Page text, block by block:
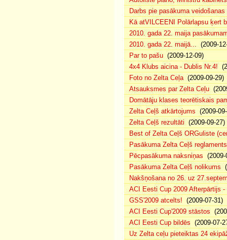
Darbs pie pasākuma
Kā atVILCEENI Polārlapsu ķert
2010. gada 22. maija
2010. gada 22. maijā... (2009-
Par to pašu (2009-12-09)
4x4 Klubs aicina - Dublis Nr.4!
Foto no Zelta Ceļa(2009-09-29)
Atsauksmes par Zelta Ceļu
Domātāju klases teorētiskais
Zelta Ceļš atkārtojums (2009-
Zelta Ceļš rezultāti (2009-09-27)
Best of Zelta Ceļš ORGuliste
Pasākuma Zelta Ceļš reglaments
Pēcpasākuma naksniņas (2009-
Pasākuma Zelta Ceļš nolikums
Nakšņošana no 26. uz
ACI Eesti Cup 2009 Afterpārtijs -
GSS'2009 atcelts! (2009-07-31)
ACI Eesti Cup'2009 stāstos
ACI Eesti Cup bildēs (2009-07-
Uz Zelta ceļu pieteiktas 24